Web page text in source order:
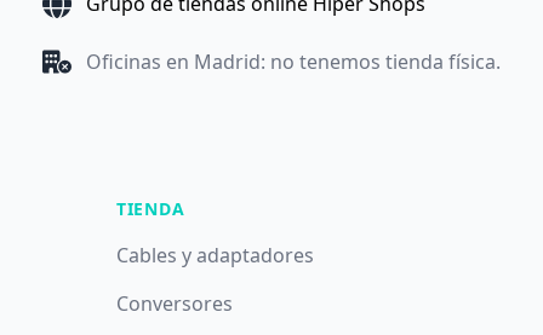
Oficinas en Madrid: no tenemos tienda física.
TIENDA
Cables y adaptadores
Conversores